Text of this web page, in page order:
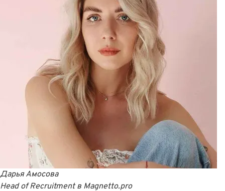
Дарья Амосова
Head of Recruitmentв Magnetto.pro